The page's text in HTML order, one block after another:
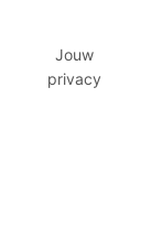
Jouw
privacy